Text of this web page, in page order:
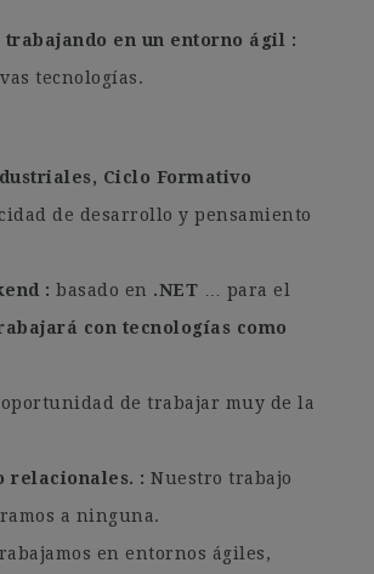
en un entorno ágil
tecnologías.
Ciclo Formativo
de desarrollo y pensamiento
basado en .NET
… para el
con tecnologías como
de trabajar muy de la
relacionales.
Nuestro trabajo
a ninguna.
en entornos ágiles,